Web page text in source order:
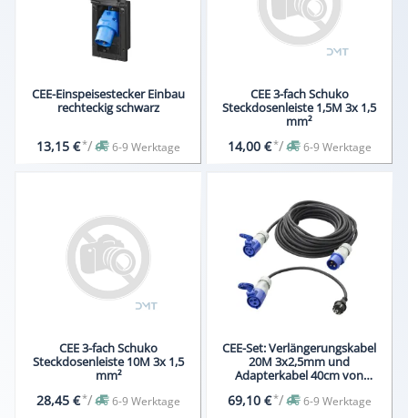
CEE-Einspeisestecker Einbau
rechteckig schwarz
13,15 €*/ 6-9 Werktage
CEE 3-fach Schuko
Steckdosenleiste 1,5M 3x 1,5
mm²
14,00 €*/ 6-9 Werktage
CEE 3-fach Schuko
Steckdosenleiste 10M 3x 1,5
mm²
28,45 €*/ 6-9 Werktage
CEE-Set: Verlängerungskabel
20M 3x2,5mm und
Adapterkabel 40cm von
Tasche
69,10 €*/ 6-9 Werktage